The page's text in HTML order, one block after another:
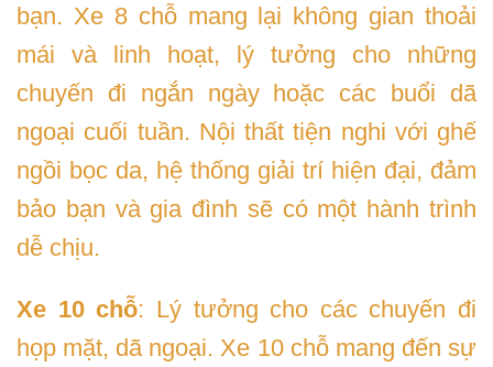
bạn. Xe 8 chỗ mang lại không gian thoải
mái và linh hoạt, lý tưởng cho những
chuyến đi ngắn ngày hoặc các buổi dã
ngoại cuối tuần. Nội thất tiện nghi với ghế
ngồi bọc da, hệ thống giải trí hiện đại, đảm
bảo bạn và gia đình sẽ có một hành trình
dễ chịu.
Xe 10 chỗ: Lý tưởng cho các chuyến đi
họp mặt, dã ngoại. Xe 10 chỗ mang đến sự